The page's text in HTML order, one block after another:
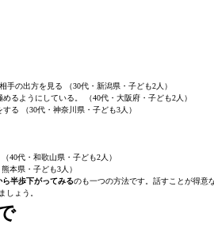
の出方を見る （30代・新潟県・子ども2人）
るようにしている。 （40代・大阪府・子ども2人）
る （30代・神奈川県・子ども3人）
40代・和歌山県・子ども2人）
本県・子ども3人）
ら半歩下がってみるのも一つの方法です。話すことが得意
しょう。